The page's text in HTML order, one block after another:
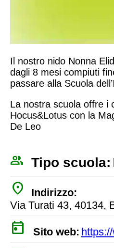
Il nostro nido Nonna
dagli 8 mesi compiuti
passare alla Scuola
La nostra scuola offre i
Hocus&Lotus con la
De Leo
people_outline Tipo scuola:
place
Indirizzo:
Via Turati 43, 40134,
today Sito web: